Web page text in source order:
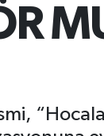
%0
%-1.82